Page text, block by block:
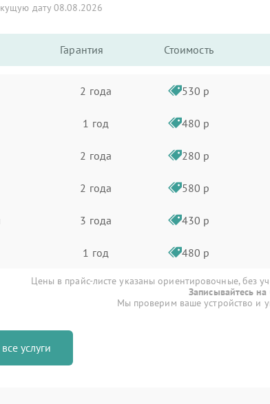
дату 08.08.2026
Гарантия Стоимость
2 года 530 р
1 год 480 р
2 года 280 р
2 года 580 р
3 года 430 р
1 год 480 р
Цены в прайс-листе указаны ориентировочные, без
Записывайтесь
Мы проверим ваше устройство и
услуги